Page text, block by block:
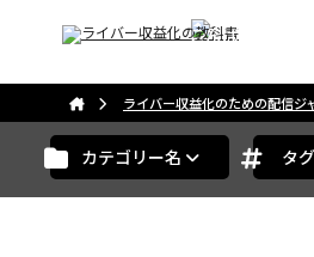
こんばんは。ゲ
ライバー収益化のための配信ジ
カテゴリー名 タ